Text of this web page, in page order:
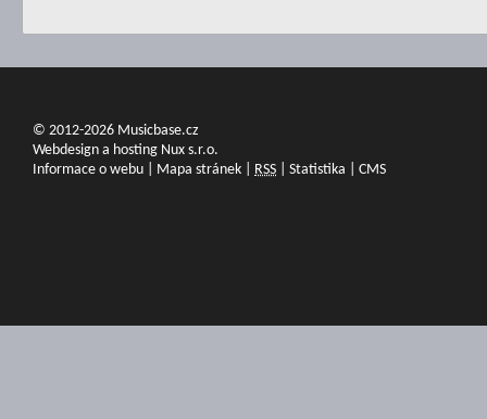
© 2012-2026 Musicbase.cz
Webdesign a hosting Nux s.r.o.
Informace o webu
Mapa stránek RSS Statistika CMS